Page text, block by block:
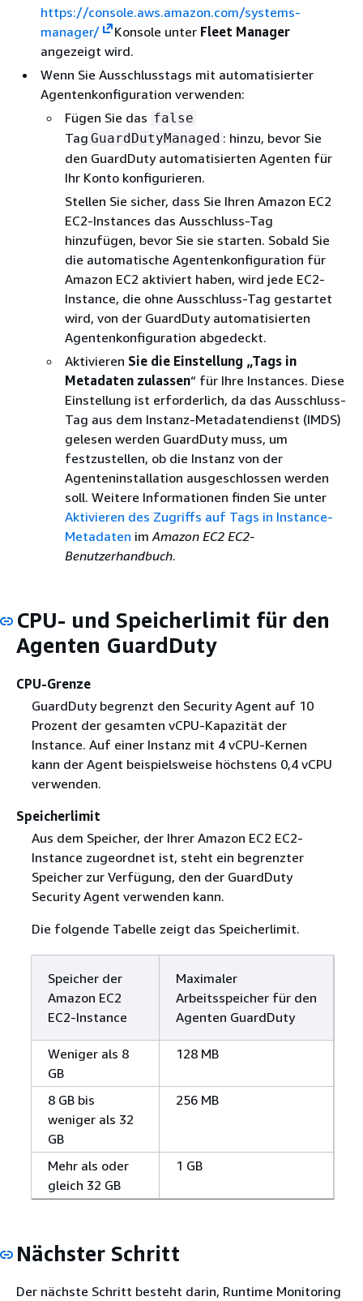
https://console.aws.amazon.com/systems-
manager/
Konsole unter Fleet Manager
angezeigt wird.
Wenn Sie Ausschlusstags mit automatisierter
Agentenkonfiguration verwenden:
Fügen Sie das false
Tag GuardDutyManaged : hinzu, bevor Sie
den GuardDuty automatisierten Agenten für
Ihr Konto konfigurieren.
Stellen Sie sicher, dass Sie Ihren Amazon EC2
EC2-Instances das Ausschluss-Tag
hinzufügen, bevor Sie sie starten. Sobald Sie
die automatische Agentenkonfiguration für
Amazon EC2 aktiviert haben, wird jede EC2-
Instance, die ohne Ausschluss-Tag gestartet
wird, von der GuardDuty automatisierten
Agentenkonfiguration abgedeckt.
Aktivieren Sie die Einstellung „Tags in
Metadaten zulassen“ für Ihre Instances. Diese
Einstellung ist erforderlich, da das Ausschluss-
Tag aus dem Instanz-Metadatendienst (IMDS)
gelesen werden GuardDuty muss, um
festzustellen, ob die Instanz von der
Agenteninstallation ausgeschlossen werden
soll. Weitere Informationen finden Sie unter
Aktivieren des Zugriffs auf Tags in Instance-
Metadaten imAmazon EC2 EC2-
Benutzerhandbuch.
CPU- und Speicherlimit für den
Agenten GuardDuty
CPU-Grenze
GuardDuty begrenzt den Security Agent auf 10
Prozent der gesamten vCPU-Kapazität der
Instance. Auf einer Instanz mit 4 vCPU-Kernen
kann der Agent beispielsweise höchstens 0,4 vCPU
verwenden.
Speicherlimit
Aus dem Speicher, der Ihrer Amazon EC2 EC2-
Instance zugeordnet ist, steht ein begrenzter
Speicher zur Verfügung, den der GuardDuty
Security Agent verwenden kann.
Die folgende Tabelle zeigt das Speicherlimit.
Speicher der
Amazon EC2
EC2-Instance
Maximaler
Arbeitsspeicher für den
Agenten GuardDuty
Weniger als 8
GB
128 MB
8 GB bis
weniger als 32
GB
256 MB
Mehr als oder
gleich 32 GB
1 GB
Nächster Schritt
Der nächste Schritt besteht darin, Runtime Monitoring